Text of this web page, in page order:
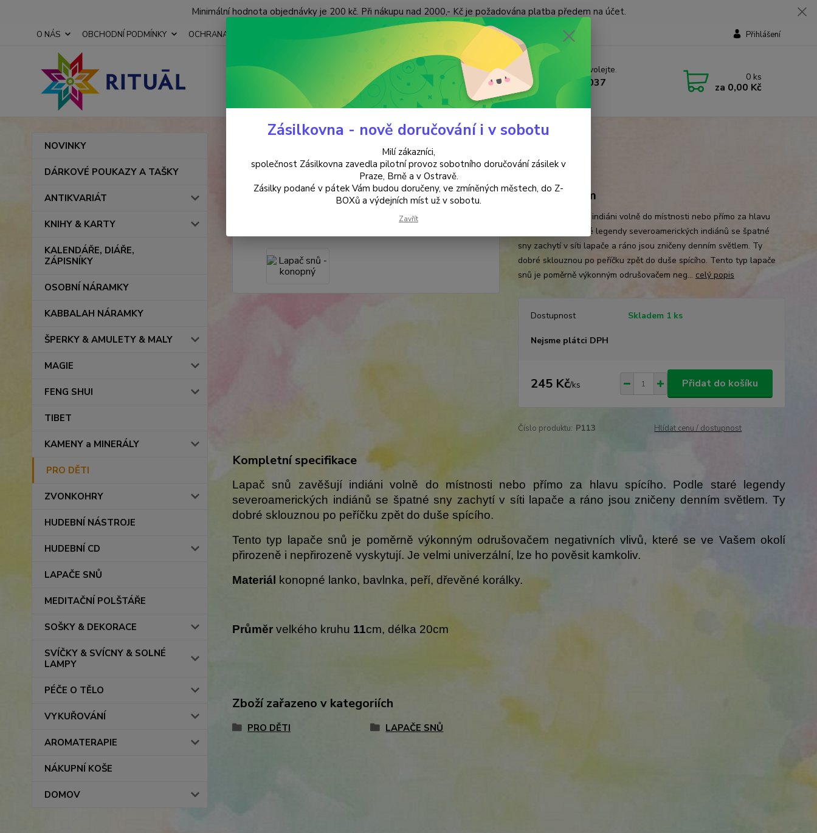
Minimální hodnota objednávky je 200 kč. Při nákupu nad 2000,- Kč je požadována platba předem na účet.
O NÁS OBCHODNÍ PODMÍNKY OCHRANA OSOBNÍCH ÚDAJŮ KONTAKTY Přihlášení
Hledat
Nevíte si rady? Zavolejte.
+420 737 737 037
(Po-Pá, 9-18 hod.)
0 ks
za 0,00 Kč
NOVINKY
DÁRKOVÉ POUKAZY A TAŠKY
ANTIKVARIÁT
KNIHY & KARTY
KALENDÁŘE, DIÁŘE,
ZÁPISNÍKY
OSOBNÍ NÁRAMKY
KABBALAH NÁRAMKY
ŠPERKY & AMULETY & MALY
MAGIE
FENG SHUI
TIBET
KAMENY a MINERÁLY
PRO DĚTI
ZVONKOHRY
HUDEBNÍ NÁSTROJE
HUDEBNÍ CD
LAPAČE SNŮ
MEDITAČNÍ POLŠTÁŘE
SOŠKY & DEKORACE
SVÍČKY & SVÍCNY & SOLNÉ
LAMPY
PÉČE O TĚLO
VYKUŘOVÁNÍ
AROMATERAPIE
NÁKUPNÍ KOŠE
DOMOV
PRO DĚTI Lapač snů - konopný
Lapač snů - konopný
průměr 11 cm
Lapač snů zavěšují indiáni volně do místnosti nebo přímo za hlavu
spícího. Podle staré legendy severoamerických indiánů se špatné
sny zachytí v síti lapače a ráno jsou zničeny denním světlem. Ty
dobré sklouznou po peříčku zpět do duše spícího. Tento typ lapače
snů je poměrně výkonným odrušovačem neg... celý popis
Dostupnost Skladem 1 ks
Nejsme plátci DPH
245 Kč/ks Přidat do košíku
Číslo produktu: P113 Hlídat cenu / dostupnost
Kompletní specifikace
Lapač snů zavěšují indiáni volně do místnosti nebo přímo za hlavu spícího. Podle staré legendy
severoamerických indiánů se špatné sny zachytí v síti lapače a ráno jsou zničeny denním světlem. Ty
dobré sklouznou po peříčku zpět do duše spícího.
Tento typ lapače snů je poměrně výkonným odrušovačem negativních vlivů, které se ve Vašem okolí
přirozeně i nepřirozeně vyskytují. Je velmi univerzální, lze ho pověsit kamkoliv.
Materiál
konopné lanko, bavlnka, peří, dřevěné korálky.
Průměr velkého kruhu 11cm, délka 20cm
Zboží zařazeno v kategoriích
PRO DĚTI LAPAČE SNŮ
Zásilkovna - nově doručování i v sobotu
Milí zákazníci,
společnost Zásilkovna zavedla pilotní provoz sobotního doručování zásilek v
Praze, Brně a v Ostravě.
Zásilky podané v pátek Vám budou doručeny, ve zmíněných městech, do Z-
BOXů a výdejních míst už v sobotu.
Zavřít